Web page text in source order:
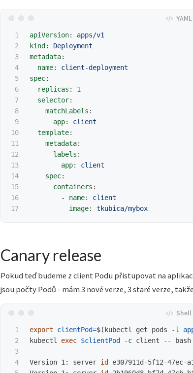
1
2
3
4
5
6
7
8
9
10
11
12
13
14
15
16
apiVersion:
apps/v1
kind :
Deployment
metadata:
name:
client-deployment
spec:
replicas :
1
selector:
matchLabels :
app:
client
template:
metadata:
labels :
app:
client
spec:
containers :
-
name:
client
image: tkubica/mybox
Canary release
Pokud teď budeme z client Podu přistupovat na
jsou počty Podů - mám 3 nové verze, 3 staré verze,
1
2
3
4
export clientPod=$( kubectl get pods -l
kubectl exec $clientPod -c client -- bash
Version 1: server id e307911d-5f12-47ec-